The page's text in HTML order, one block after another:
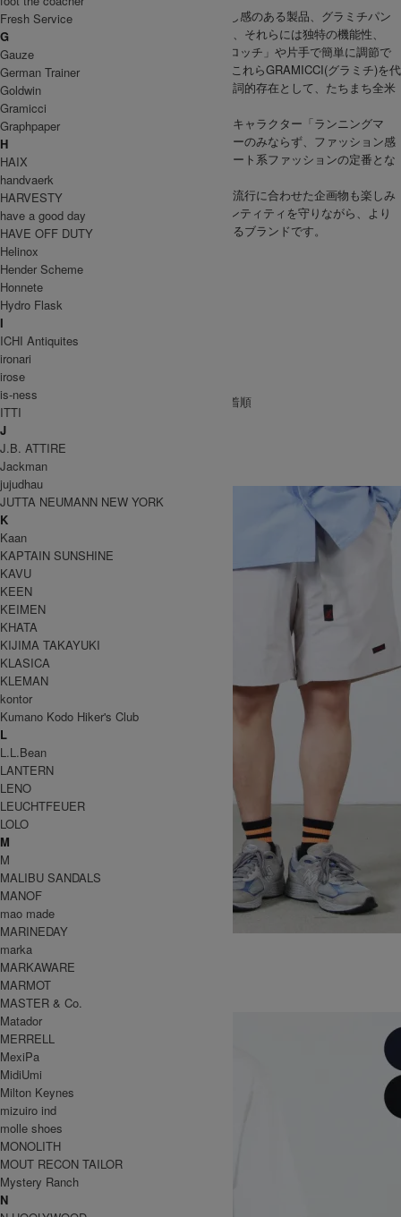
GRAMICCI(グラミチ)の製品染め、且つ着晒し感のある製品、グラミチパン
ツとグラミチショーツは伝説的なものとなり、それらには独特の機能性、
180度自然な開脚を可能にした「ガゼットクロッチ」や片手で簡単に調節で
きる「Webbingベルト」が装備されており、これらGRAMICCI(グラミチ)を代
表するパンツは、クライミングパンツの代名詞的存在として、たちまち全米
に広がり、日本でも受け入れられています。
さらにアウトドアへの情熱を表現した個性的キャラクター「ランニングマ
ン」がブランドのアイコンとなり、クライマーのみならず、ファッション感
度の高い若年層の間に支持を得、今やストリート系ファッションの定番とな
っています。
ベーシックなパンツなどの他に、その時々の流行に合わせた企画物も楽しみ
のひとつで、GRAMICCI(グラミチ)のアイデンティティを守りながら、より
ファッションへの幅を広げ、進化し続けているブランドです。
WOMEN
パンツ
MEN
トップス
パンツ
UNISEX
パンツ
GRAMICCI
[ 並び順を変更 ] -
新着順
全 [74] 商品中 [1-30] を表示
1
GRAMICCI
グラミチ
NYLON PACKABLE G-SHORT
8,800円(税込)
GRAMICCI
グラミチ
Fresh Service
G
Gauze
German Trainer
Goldwin
Gramicci
Graphpaper
H
HAIX
handvaerk
HARVESTY
have a good day
HAVE OFF DUTY
Helinox
Hender Scheme
Honnete
Hydro Flask
I
ICHI Antiquites
ironari
irose
is-ness
ITTI
J
J.B. ATTIRE
Jackman
jujudhau
JUTTA NEUMANN NEW YORK
K
Kaan
KAPTAIN SUNSHINE
KAVU
KEEN
KEIMEN
KHATA
KIJIMA TAKAYUKI
KLASICA
KLEMAN
kontor
Kumano Kodo Hiker's Club
L
L.L.Bean
LANTERN
LENO
LEUCHTFEUER
LOLO
M
M
MALIBU SANDALS
MANOF
mao made
MARINEDAY
marka
MARKAWARE
MARMOT
MASTER & Co.
Matador
MERRELL
MexiPa
MidiUmi
Milton Keynes
mizuiro ind
molle shoes
MONOLITH
MOUT RECON TAILOR
Mystery Ranch
N